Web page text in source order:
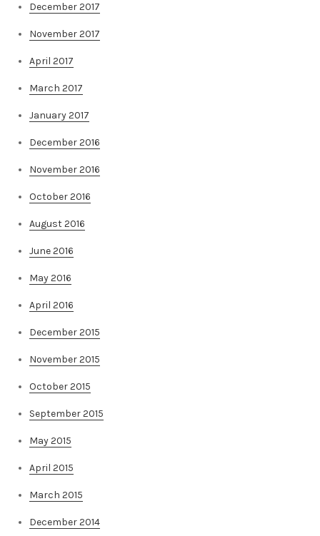
December 2017
November 2017
April 2017
March 2017
January 2017
December 2016
November 2016
October 2016
August 2016
June 2016
May 2016
April 2016
December 2015
November 2015
October 2015
September 2015
May 2015
April 2015
March 2015
December 2014